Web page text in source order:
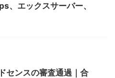
エックスサーバー、
センスの審査通過｜合